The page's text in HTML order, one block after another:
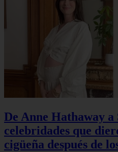
De Anne Hathaway
celebridades que
cigüeña después de